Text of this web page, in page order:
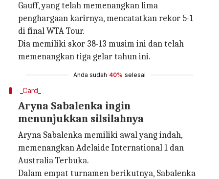
Gauff, yang telah memenangkan lima
penghargaan karirnya, mencatatkan rekor 5-1
di final WTA Tour.
Dia memiliki skor 38-13 musim ini dan telah
memenangkan tiga gelar tahun ini.
Anda sudah 40% selesai
_Card_
Aryna Sabalenka ingin
menunjukkan silsilahnya
Aryna Sabalenka memiliki awal yang indah,
memenangkan Adelaide International 1 dan
Australia Terbuka.
Dalam empat turnamen berikutnya, Sabalenka